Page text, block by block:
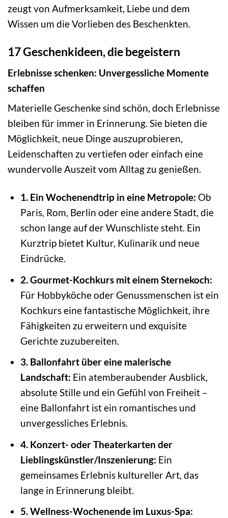
zeugt von Aufmerksamkeit, Liebe und dem
Wissen um die Vorlieben des Beschenkten.
17 Geschenkideen, die begeistern
Erlebnisse schenken: Unvergessliche Momente
schaffen
Materielle Geschenke sind schön, doch Erlebnisse
bleiben für immer in Erinnerung. Sie bieten die
Möglichkeit, neue Dinge auszuprobieren,
Leidenschaften zu vertiefen oder einfach eine
wundervolle Auszeit vom Alltag zu genießen.
1. Ein Wochenendtrip in eine Metropole: Ob
Paris, Rom, Berlin oder eine andere Stadt, die
schon lange auf der Wunschliste steht. Ein
Kurztrip bietet Kultur, Kulinarik und neue
Eindrücke.
2. Gourmet-Kochkurs mit einem Sternekoch:
Für Hobbyköche oder Genussmenschen ist ein
Kochkurs eine fantastische Möglichkeit, ihre
Fähigkeiten zu erweitern und exquisite
Gerichte zuzubereiten.
3. Ballonfahrt über eine malerische
Landschaft: Ein atemberaubender Ausblick,
absolute Stille und ein Gefühl von Freiheit –
eine Ballonfahrt ist ein romantisches und
unvergessliches Erlebnis.
4. Konzert- oder Theaterkarten der
Lieblingskünstler/Inszenierung: Ein
gemeinsames Erlebnis kultureller Art, das
lange in Erinnerung bleibt.
5. Wellness-Wochenende im Luxus-Spa: